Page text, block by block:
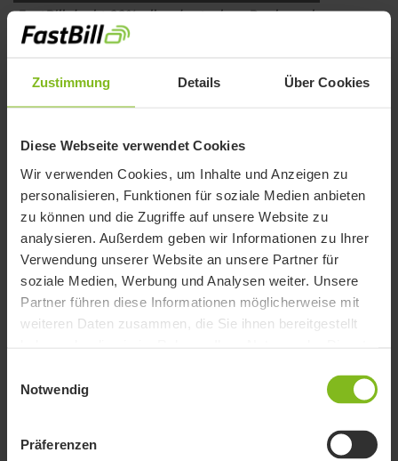
Zustimmung Details Über Cookies
Diese Webseite verwendet Cookies
Wir verwenden Cookies, um Inhalte und Anzeigen zu
personalisieren, Funktionen für soziale Medien anbieten
zu können und die Zugriffe auf unsere Website zu
analysieren. Außerdem geben wir Informationen zu Ihrer
Verwendung unserer Website an unsere Partner für
soziale Medien, Werbung und Analysen weiter. Unsere
Partner führen diese Informationen möglicherweise mit
weiteren Daten zusammen, die Sie ihnen bereitgestellt
Notwendig
Präferenzen
FastBill deckt 99% aller deutschen Banken ab
Hast du die PIN gespeichert, rufen wir
Über den Pfeil oben rechts im Screenshot,
neben "Konten gesamt", kannst du deine
Transaktionen auch jederzeit manuell
abrufen.